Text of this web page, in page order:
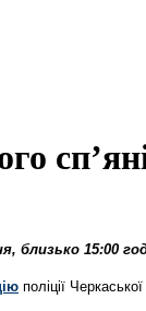
близько 15:00
поліції Черкаської